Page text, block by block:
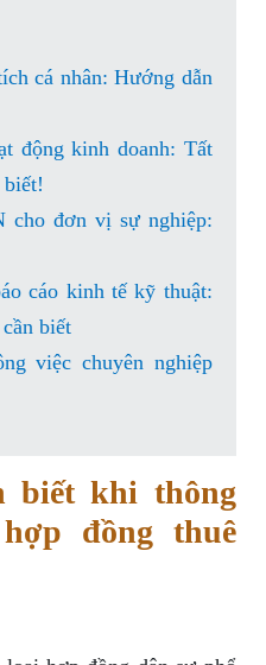
cá nhân: Hướng dẫn
động kinh doanh: Tất
biết!
cho đơn vị sự nghiệp:
cáo kinh tế kỹ thuật:
biết
việc chuyên nghiệp
biết khi thông
đồng thuê